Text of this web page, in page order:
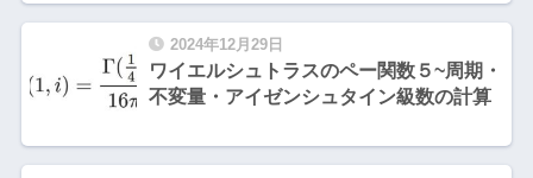
2024年12月29日
ワイエルシュトラスのペー関数５~周期・
不変量・アイゼンシュタイン級数の計算